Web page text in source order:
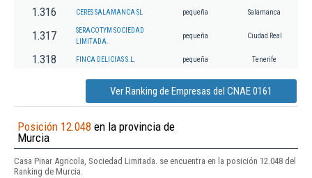
1.316 CERES SALAMANCA SL pequeña Salamanca
1.317
SERACOTYM SOCIEDAD
LIMITADA.
pequeña Ciudad Real
1.318 FINCA DELICIAS S.L. pequeña Tenerife
Ver Ranking de Empresas del CNAE 0161
Posición 12.048 en la provincia de
Murcia
Casa Pinar Agricola, Sociedad Limitada. se encuentra en la posición 12.048 del
Ranking de Murcia.